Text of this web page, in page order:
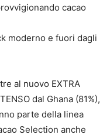
cacao
moderno e fuori dagli
al nuovo EXTRA
dal Ghana (81%),
parte della linea
Selection anche